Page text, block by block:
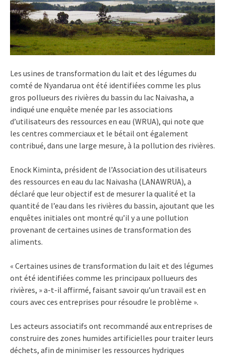
Les usines de transformation du lait et des légumes du
comté de Nyandarua ont été identifiées comme les plus
gros pollueurs des rivières du bassin du lac Naivasha, a
indiqué une enquête menée par les associations
d’utilisateurs des ressources en eau (WRUA), qui note que
les centres commerciaux et le bétail ont également
contribué, dans une large mesure, à la pollution des rivières.
Enock Kiminta, président de l’Association des utilisateurs
des ressources en eau du lac Naivasha (LANAWRUA), a
déclaré que leur objectif est de mesurer la qualité et la
quantité de l’eau dans les rivières du bassin, ajoutant que les
enquêtes initiales ont montré qu’il y a une pollution
provenant de certaines usines de transformation des
aliments.
« Certaines usines de transformation du lait et des légumes
ont été identifiées comme les principaux pollueurs des
rivières, » a-t-il affirmé, faisant savoir qu’un travail est en
cours avec ces entreprises pour résoudre le problème ».
Les acteurs associatifs ont recommandé aux entreprises de
construire des zones humides artificielles pour traiter leurs
déchets, afin de minimiser les ressources hydriques